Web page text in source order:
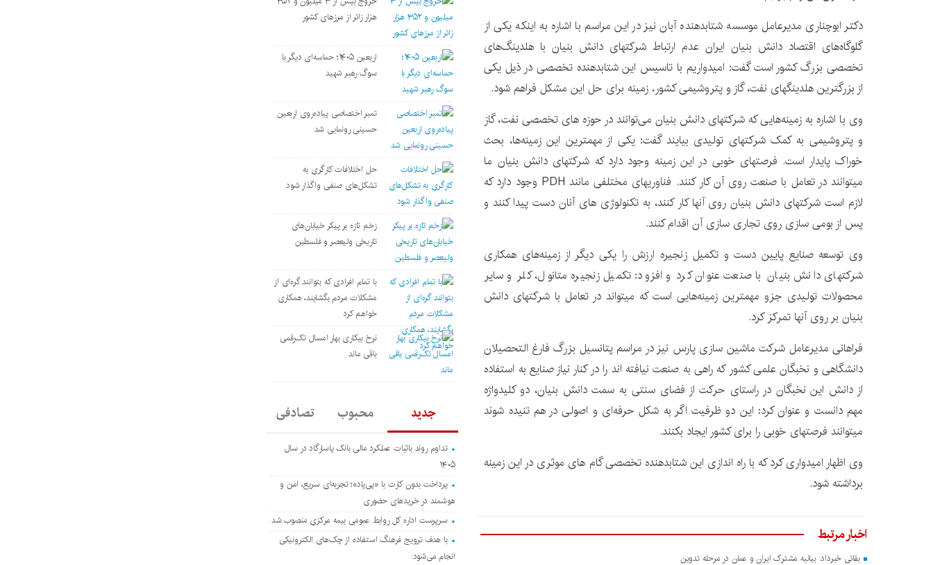
دکتر ابوچناری مدیرعامل موسسه شتابدهنده آبان نیز در این مراسم با اشاره به اینکه یکی از
گلوگاه‌های اقتصاد دانش بنیان ایران عدم ارتباط شرکتهای دانش بنیان با هلدینگ‌های
تخصصی بزرگ کشور است گفت: امیدواریم با تاسیس این شتابدهنده تخصصی در ذیل یکی
از بزرگترین هلدینگهای نفت، گاز و پتروشیمی کشور، زمینه برای حل این مشکل فراهم شود.
وی با اشاره به زمینه‌هایی که شرکتهای دانش بنیان می‌توانند در حوزه های تخصصی نفت، گاز
و پتروشیمی به کمک شرکتهای تولیدی بیایند گفت: یکی از مهمترین این زمینه‌ها، بحث
خوراک پایدار است. فرصتهای خوبی در این زمینه وجود دارد که شرکتهای دانش بنیان ما
میتوانند در تعامل با صنعت روی آن کار کنند. فناوریهای مختلفی مانند PDH وجود دارد که
لازم است شرکتهای دانش بنیان روی آنها کار کنند، به تکنولوژی های آنان دست پیدا کنند و
پس از بومی سازی روی تجاری سازی آن اقدام کنند.
وی توسعه صنایع پایین دست و تکمیل زنجیره ارزش را یکی دیگر از زمینه‌های همکاری
شرکتهای دانش بنیان با صنعت عنوان کرد و افزود: تکمیل زنجیره متانول، کلر و سایر
محصولات تولیدی جزو مهمترین زمینه‌هایی است که میتواند در تعامل با شرکتهای دانش
بنیان بر روی آنها تمرکز کرد.
فراهانی مدیرعامل شرکت ماشین سازی پارس نیز در مراسم پتانسیل بزرگ فارغ التحصیلان
دانشگاهی و نخبگان علمی کشور که راهی به صنعت نیافته اند را در کنار نیاز صنایع به استفاده
از دانش این نخبگان در راستای حرکت از فضای سنتی به سمت دانش بنیان، دو کلیدواژه
مهم دانست و عنوان کرد: این دو ظرفیت اگر به شکل حرفه‌ای و اصولی در هم تنیده شوند
میتوانند فرصتهای خوبی را برای کشور ایجاد بکنند.
وی اظهار امیدواری کرد که با راه اندازی این شتابدهنده تخصصی گام های موثری در این زمینه
برداشته شود.
اخبار مرتبط
بقائی خبرداد: بیانیه مشترک ایران و عمان در مرحله تدوین
هزار زائر از مرزهای کشور
اربعین ۱۴۰۵؛ حماسه‌ای دیگر با
سوگ رهبر شهید
تمبر اختصاصی پیاده‌روی اربعین
حسینی رونمایی شد
حل اختلافات کارگری به
تشکل‌های صنفی واگذار شود
زخم تازه بر پیکر خیابان‌های
تاریخی ولیعصر و فلسطین
با تمام افرادی که بتوانند گره‌ای از
مشکلات مردم بگشایند، همکاری
خواهم کرد
نرخ بیکاری بهار امسال تک‌رقمی
باقی ماند
جدید محبوب تصادفی
تداوم روند باثبات عملکرد مالی بانک پاسارگاد در سال
۱۴۰۵
پرداخت بدون کارت با «پی‌پاد»؛ تجربه‌ای سریع، امن و
هوشمند در خریدهای حضوری
سرپرست اداره كل روابط عمومی بیمه مركزی منصوب شد
با هدف ترویج فرهنگ استفاده از چک‌های الکترونیکی
انجام می‌شود: